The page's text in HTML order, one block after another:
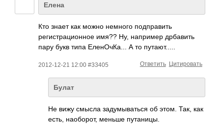
Елена
Кто знает как можно немного подправить
регистрационное имя?? Ну, например дрбавить
пару букв типа ЕленОчКа... А то путают.....
2012-12-21 12:00 #33405 Цитировать
Ответить
Булат
Не вижу смысла задумываться об этом. Так, как
есть, наоборот, меньше путаницы.